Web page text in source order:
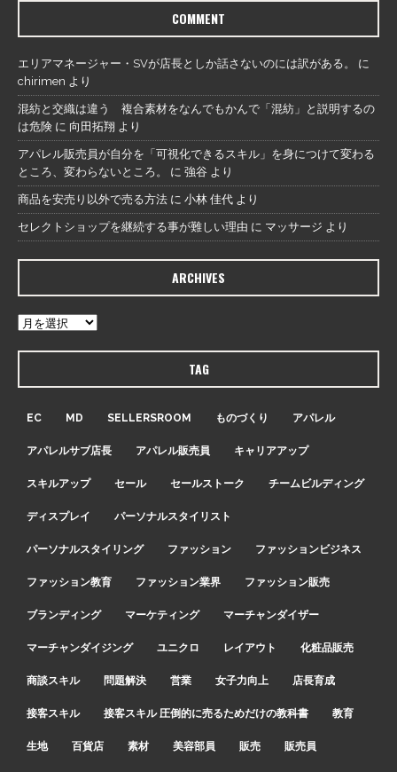
COMMENT
エリアマネージャー・SVが店長としか話さないのには訳がある。
に
chirimen より
混紡と交織は違う 複合素材をなんでもかんで「混紡」と説明するの
は危険 に 向田拓翔 より
アパレル販売員が自分を「可視化できるスキル」を身につけて変わる
ところ、変わらないところ。
に 強谷 より
商品を安売り以外で売る方法 に 小林 佳代 より
セレクトショップを継続する事が難しい理由 に マッサージ より
ARCHIVES
TAG
EC MD SELLERSROOM ものづくり アパレル
アパレルサブ店長 アパレル販売員 キャリアアップ
スキルアップ セール セールストーク チームビルディング
ディスプレイ パーソナルスタイリスト
パーソナルスタイリング ファッション ファッションビジネス
ファッション教育 ファッション業界 ファッション販売
ブランディング マーケティング マーチャンダイザー
マーチャンダイジング ユニクロ レイアウト 化粧品販売
商談スキル 問題解決 営業 女子力向上 店長育成
接客スキル 接客スキル 圧倒的に売るためだけの教科書 教育
生地 百貨店 素材 美容部員 販売 販売員